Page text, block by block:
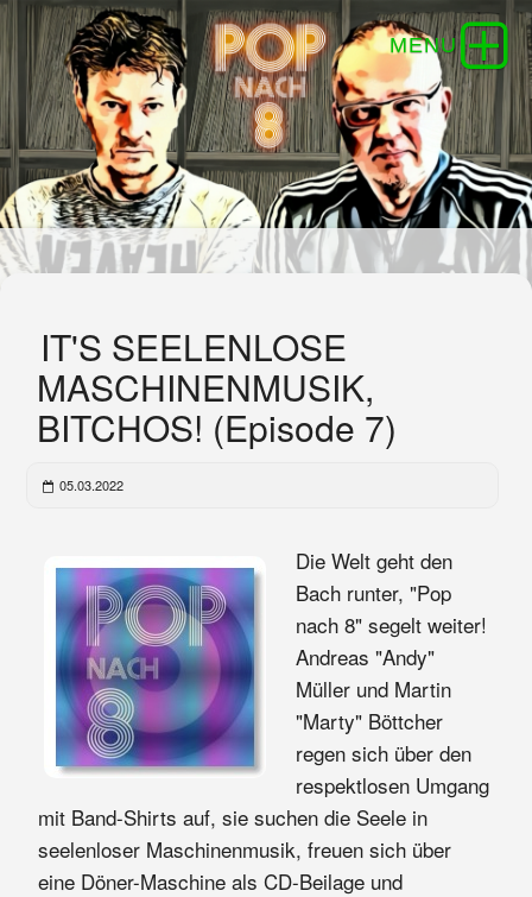
IT'S SEELENLOSE
MASCHINENMUSIK,
BITCHOS! (Episode 7)
05.03.2022
Die Welt geht den
Bach runter, "Pop
nach 8" segelt weiter!
Andreas "Andy"
Müller und Martin
"Marty" Böttcher
regen sich über den
respektlosen Umgang
mit Band-Shirts auf, sie suchen die Seele in
seelenloser Maschinenmusik, freuen sich über
eine Döner-Maschine als CD-Beilage und